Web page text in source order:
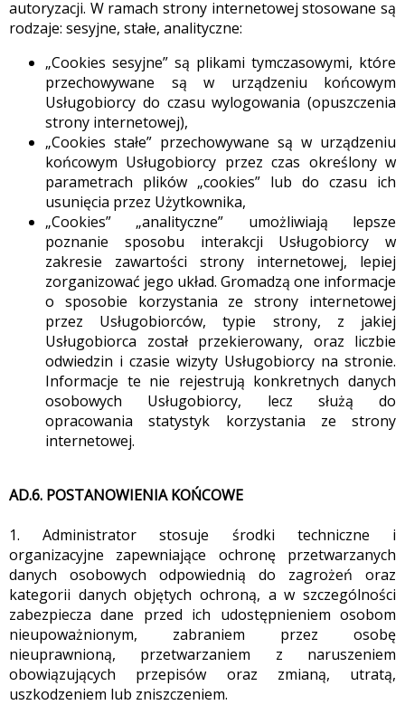
autoryzacji. W ramach strony internetowej stosowane są
rodzaje: sesyjne, stałe, analityczne:
„Cookies sesyjne” są plikami tymczasowymi, które
przechowywane są w urządzeniu końcowym
Usługobiorcy do czasu wylogowania (opuszczenia
strony internetowej),
„Cookies stałe” przechowywane są w urządzeniu
końcowym Usługobiorcy przez czas określony w
parametrach plików „cookies” lub do czasu ich
usunięcia przez Użytkownika,
„Cookies” „analityczne” umożliwiają lepsze
poznanie sposobu interakcji Usługobiorcy w
zakresie zawartości strony internetowej, lepiej
zorganizować jego układ. Gromadzą one informacje
o sposobie korzystania ze strony internetowej
przez Usługobiorców, typie strony, z jakiej
Usługobiorca został przekierowany, oraz liczbie
odwiedzin i czasie wizyty Usługobiorcy na stronie.
Informacje te nie rejestrują konkretnych danych
osobowych Usługobiorcy, lecz służą do
opracowania statystyk korzystania ze strony
internetowej.
AD.6. POSTANOWIENIA KOŃCOWE
1. Administrator stosuje środki techniczne i
organizacyjne zapewniające ochronę przetwarzanych
danych osobowych odpowiednią do zagrożeń oraz
kategorii danych objętych ochroną, a w szczególności
zabezpiecza dane przed ich udostępnieniem osobom
nieupoważnionym, zabraniem przez osobę
nieuprawnioną, przetwarzaniem z naruszeniem
obowiązujących przepisów oraz zmianą, utratą,
uszkodzeniem lub zniszczeniem.